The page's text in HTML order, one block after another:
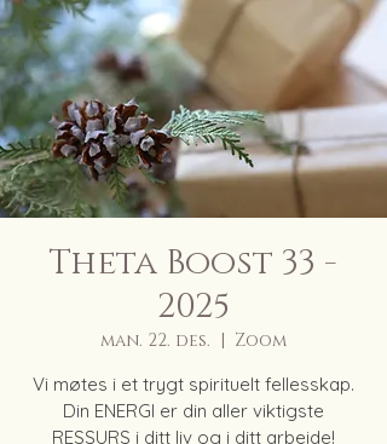
Theta Boost 33 -
2025
man. 22. des.
  |
Zoom
Vi møtes i et trygt spirituelt fellesskap.
Din ENERGI er din aller viktigste
RESSURS i ditt liv og i ditt arbeide!